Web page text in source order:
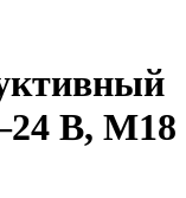
В, М18